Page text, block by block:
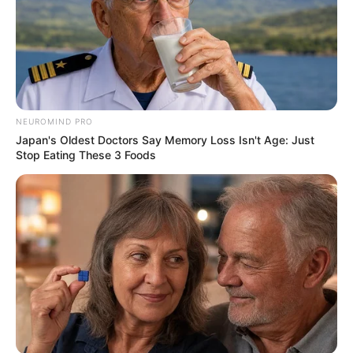
Saudara:
Pacar: –
Profesi: Aktor
Hobi: –
Facebook: –
Twitter: –
Instagram:
@actor_hajun
TikTok: –
YouTube: –
Fakta Menarik
Ia berada di bawah naungan Signal Entertainment.
Agensi tempatnya berkarir ternyata menaungi banyak bisnis
NEUROMIND PRO
Japan's Oldest Doctors Say Memory Loss Isn't Age: Just
Stop Eating These 3 Foods